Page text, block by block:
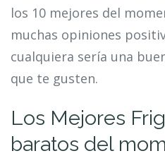
los 10 mejores del
muchas opiniones
cualquiera sería una
que te gusten.
Los Mejores
baratos del